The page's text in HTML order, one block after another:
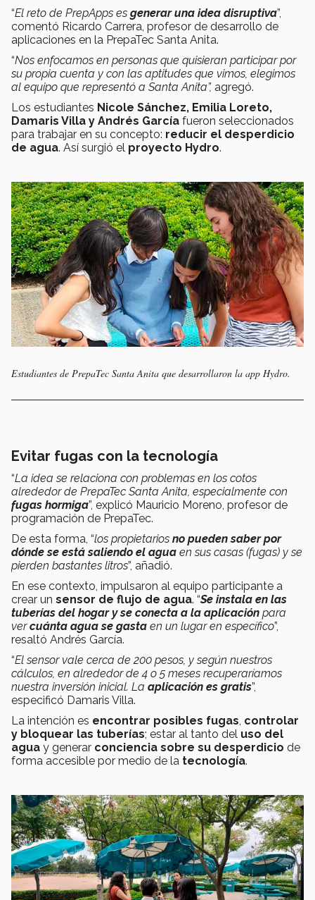
“El reto de PrepApps es generar una idea disruptiva”,
comentó Ricardo Carrera, profesor de desarrollo de
aplicaciones en la PrepaTec Santa Anita.
“Nos enfocamos en personas que quisieran participar por
su propia cuenta y con las aptitudes que vimos, elegimos
al equipo que representó a Santa Anita”, agregó.
Los estudiantes Nicole Sánchez, Emilia Loreto,
Damaris Villa y Andrés García fueron seleccionados
para trabajar en su concepto: reducir el desperdicio
de agua. Así surgió el proyecto Hydro.
Estudiantes de PrepaTec Santa Anita que desarrollaron la app Hydro.
Evitar fugas con la tecnología
“La idea se relaciona con problemas en los cotos
alrededor de PrepaTec Santa Anita, especialmente con
fugas hormiga”, explicó Mauricio Moreno, profesor de
programación de PrepaTec.
De esta forma, “los propietarios no pueden saber por
dónde se está saliendo el agua en sus casas (fugas) y se
pierden bastantes litros”, añadió.
En ese contexto, impulsaron al equipo participante a
crear un sensor de flujo de agua. “Se instala en las
tuberías del hogar y se conecta a la aplicación para
vercuánta agua se gasta en un lugar en específico”,
resaltó Andrés García.
“El sensor vale cerca de 200 pesos, y según nuestros
cálculos, en alrededor de 4 o 5 meses recuperaríamos
nuestra inversión inicial. La aplicación es gratis”,
especificó Damaris Villa.
La intención es encontrar posibles fugas controlar
y bloquear las tuberías; estar al tanto del uso del
agua y generar conciencia sobre su desperdicio de
forma accesible por medio de la tecnología.